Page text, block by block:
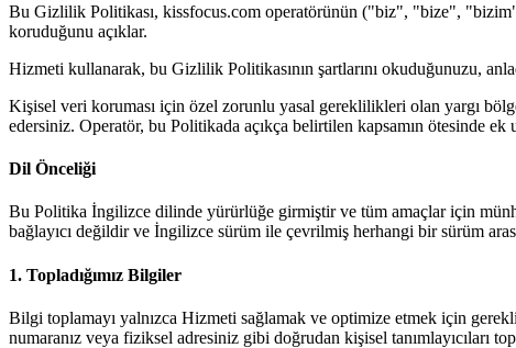
Bu Gizlilik Politikası, kissfocus.com operatörünün ("biz", "bize", "bizim"
koruduğunu açıklar.
Hizmeti kullanarak, bu Gizlilik Politikasının şartlarını okuduğunuzu,
Kişisel veri koruması için özel zorunlu yasal gereklilikleri olan yargı
edersiniz. Operatör, bu Politikada açıkça belirtilen kapsamın ötesinde
Dil Önceliği
Bu Politika İngilizce dilinde yürürlüğe girmiştir ve tüm amaçlar için
bağlayıcı değildir ve İngilizce sürüm ile çevrilmiş herhangi bir sürüm
1. Topladığımız Bilgiler
Bilgi toplamayı yalnızca Hizmeti sağlamak ve optimize etmek için
numaranız veya fiziksel adresiniz gibi doğrudan kişisel tanımlayıcıları